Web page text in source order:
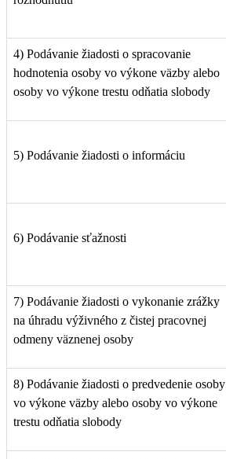
4) Podávanie žiadosti o spracovanie
hodnotenia osoby vo výkone väzby alebo
osoby vo výkone trestu odňatia slobody
5) Podávanie žiadosti o informáciu
6) Podávanie sťažnosti
7) Podávanie žiadosti o vykonanie zrážky
na úhradu výživného z čistej pracovnej
odmeny väznenej osoby
8) Podávanie žiadosti o predvedenie osoby
vo výkone väzby alebo osoby vo výkone
trestu odňatia slobody